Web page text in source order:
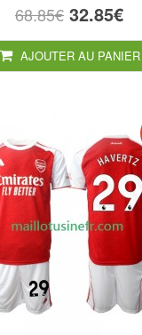
68.85€ 32.85€
AJOUTER AU PANIER